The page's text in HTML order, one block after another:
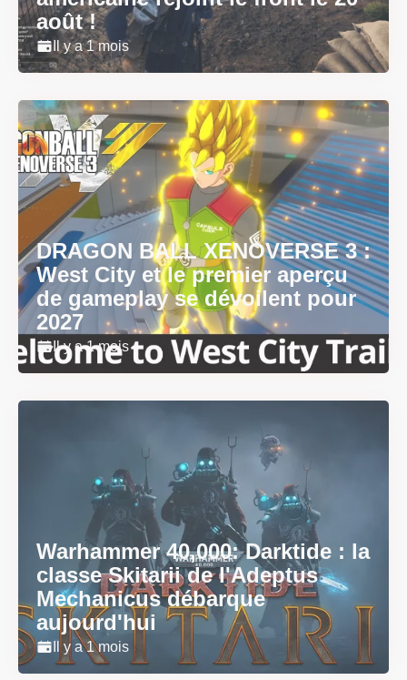
août !
Il y a 1 mois
DRAGON BALL XENOVERSE 3 :
West City et le premier aperçu
de gameplay se dévoilent pour
2027
Il y a 1 mois
Warhammer 40,000: Darktide : la
classe Skitarii de l'Adeptus
Mechanicus débarque
aujourd'hui
Il y a 1 mois